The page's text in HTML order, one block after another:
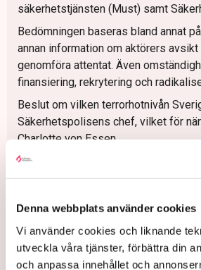
Denna webbplats använder cookies
Vi använder cookies och liknande
utveckla våra tjänster, förbättra din
och anpassa innehållet och
säkerhetstjänsten (Must) samt
Bedömningen baseras bland annat
annan information om aktörers
genomföra attentat. Även
finansiering, rekrytering och
Beslut om vilken terrorhotnivån
Säkerhetspolisens chef, vilket för
Charlotte von Essen,
Källa: Krisinformation.se, Säpo
Säkerhetspolisen Terrorism
Charlotte von Essen
Hagström Politik
Svenskt Näringsliv
Johan Sjöberg